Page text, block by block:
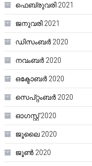
ഫെബ്രുവരി 2021
ജനുവരി 2021
ഡിസംബർ 2020
നവംബർ 2020
ഒക്ടോബർ 2020
സെപ്റ്റംബർ 2020
ഓഗസ്റ്റ്‌ 2020
ജൂലൈ 2020
ജൂൺ 2020